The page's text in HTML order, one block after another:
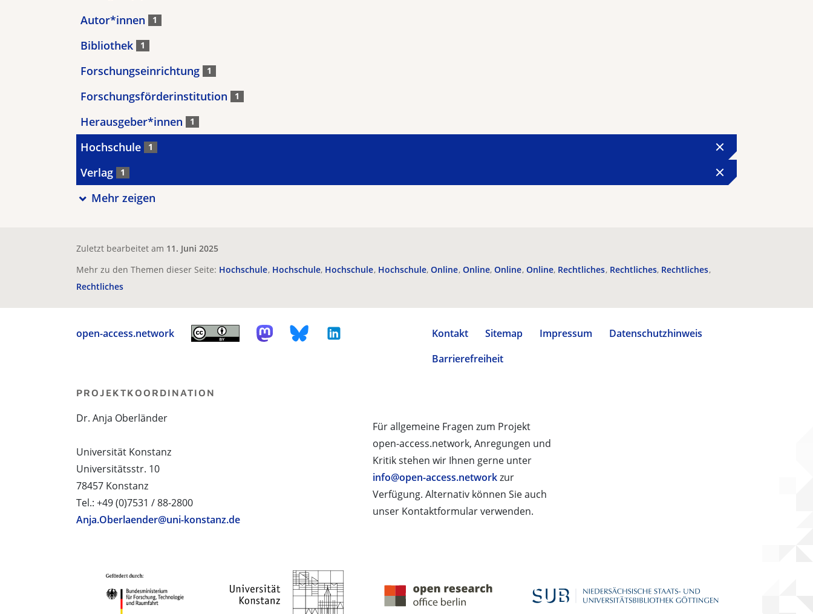
Autor*innen 1
Bibliothek 1
Forschungseinrichtung 1
Forschungsförderinstitution 1
Herausgeber*innen 1
Hochschule 1
Verlag 1
Mehr zeigen
Zuletzt bearbeitet am 11. Juni 2025
Mehr zu den Themen dieser Seite: Hochschule Hochschule Hochschule Hochschule Online Online Online Online Rechtliches Rechtliches Rechtliches
Rechtliches
open-access.network Kontakt Sitemap Impressum
Datenschutzhinweis
Barrierefreiheit
Für allgemeine Fragen zum Projekt
open-access.network, Anregungen und
Kritik stehen wir Ihnen gerne unter
info@open-access.networkzur
Verfügung. Alternativ können Sie auch
unser Kontaktformular verwenden.
PROJEKTKOORDINATION
Dr. Anja Oberländer
Universität Konstanz
Universitätsstr. 10
78457 Konstanz
Tel.: +49 (0)7531 / 88-2800
Anja.Oberlaender@uni-konstanz.de